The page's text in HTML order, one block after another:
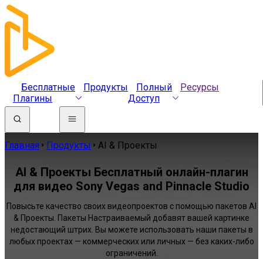
Бесплатные
Плагины
Продукты
Полный
Доступ
Ресурсы
Главная Продукты AI & Проекты
AI & Проекты Бесплатный онлайн-плагин
для видео Sony Vegas and Pinnacle Studio
Повысьте качество своих видеопроектов с помощью пакетов AI
& Проекты. Пакеты Настраиваемый добавят вашей картинке
недостающий штрих. Вы можете использовать наши пакеты в
любых проектах — коммерческих или личных — без каких-либо
ограничений.